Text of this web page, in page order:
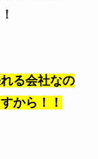
る会社なの
から！！